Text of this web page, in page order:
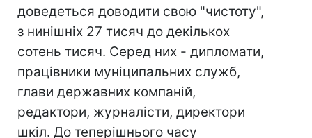
доведеться доводити свою "чистоту",
з нинішніх 27 тисяч до декількох
сотень тисяч. Серед них - дипломати,
працівники муніципальних служб,
глави державних компаній,
редактори, журналісти, директори
шкіл. До теперішнього часу